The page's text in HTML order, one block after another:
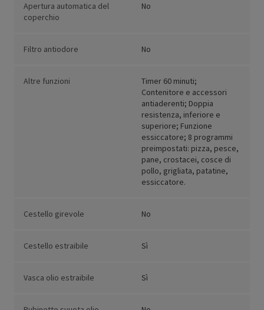
Apertura automatica del
coperchio
No
Filtro antiodore No
Altre funzioni
Timer 60 minuti;
Contenitore e accessori
antiaderenti; Doppia
resistenza, inferiore e
superiore; Funzione
essiccatore; 8 programmi
preimpostati: pizza, pesce,
pane, crostacei, cosce di
pollo, grigliata, patatine,
essiccatore.
Cestello girevole No
Cestello estraibile Sì
Vasca olio estraibile Sì